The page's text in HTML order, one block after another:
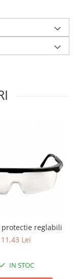
protectie reglabili
11,43 Lei
IN STOC